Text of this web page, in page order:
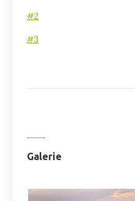
#2
#3
Galerie